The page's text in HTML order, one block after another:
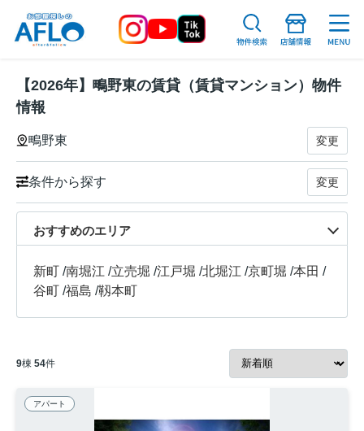
【2026年】鴫野東の賃貸（賃貸マンション）物件
情報
鴫野東 変更
条件から探す 変更
おすすめのエリア
新町 /南堀江 /立売堀 /江戸堀 /北堀江 /京町堀 /本田 /
谷町 /福島 /靱本町
9棟 54件
アパート